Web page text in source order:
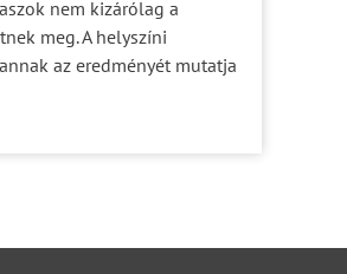
nem kizárólag a
meg. A helyszíni
az eredményét mutatja
megmunkálása, az